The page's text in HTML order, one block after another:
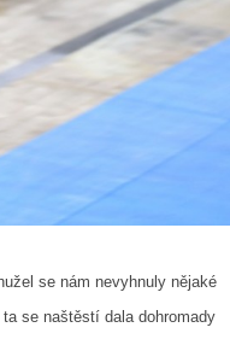
se nám nevyhnuly nějaké
se naštěstí dala dohromady